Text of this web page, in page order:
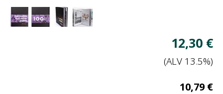
Näytä
tuotekuva
Näytä
tuotekuva
Näytä
tuotekuva
Näytä
tuotekuva
12,30 €
(ALV 13.5%)
10,79 €